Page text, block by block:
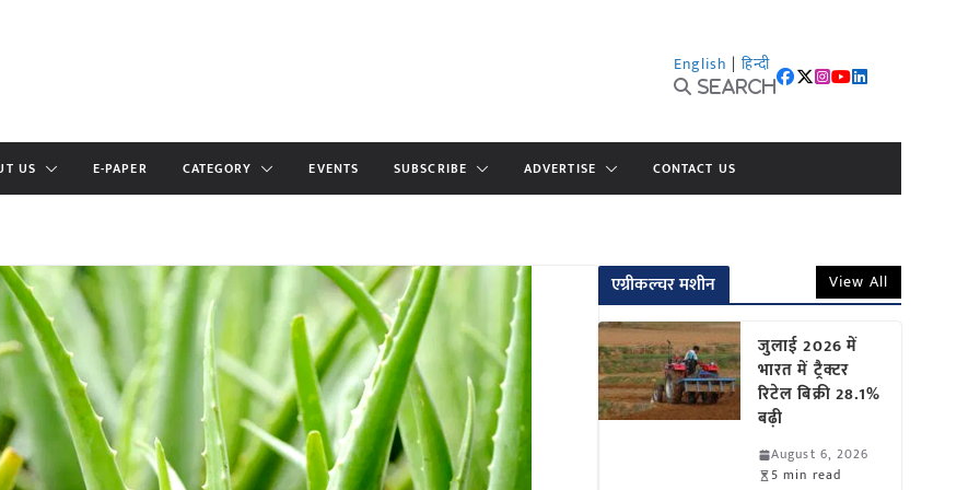
English | हिन्दी
Search
US E-PAPER CATEGORY EVENTS SUBSCRIBE ADVERTISE CONTACT US
एग्रीकल्चर मशीन View All
जुलाई 2026 में
भारत में ट्रैक्टर
रिटेल बिक्री 28.1%
बढ़ी
August 6, 2026
5 min read